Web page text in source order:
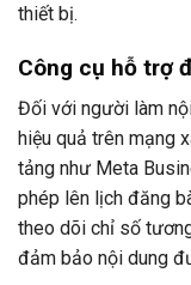
thiết bị.
Công cụ hỗ trợ
Đối với người làm
hiệu quả trên mạng
tảng như Meta
phép lên lịch đăng
theo dõi chỉ số
đảm bảo nội dung